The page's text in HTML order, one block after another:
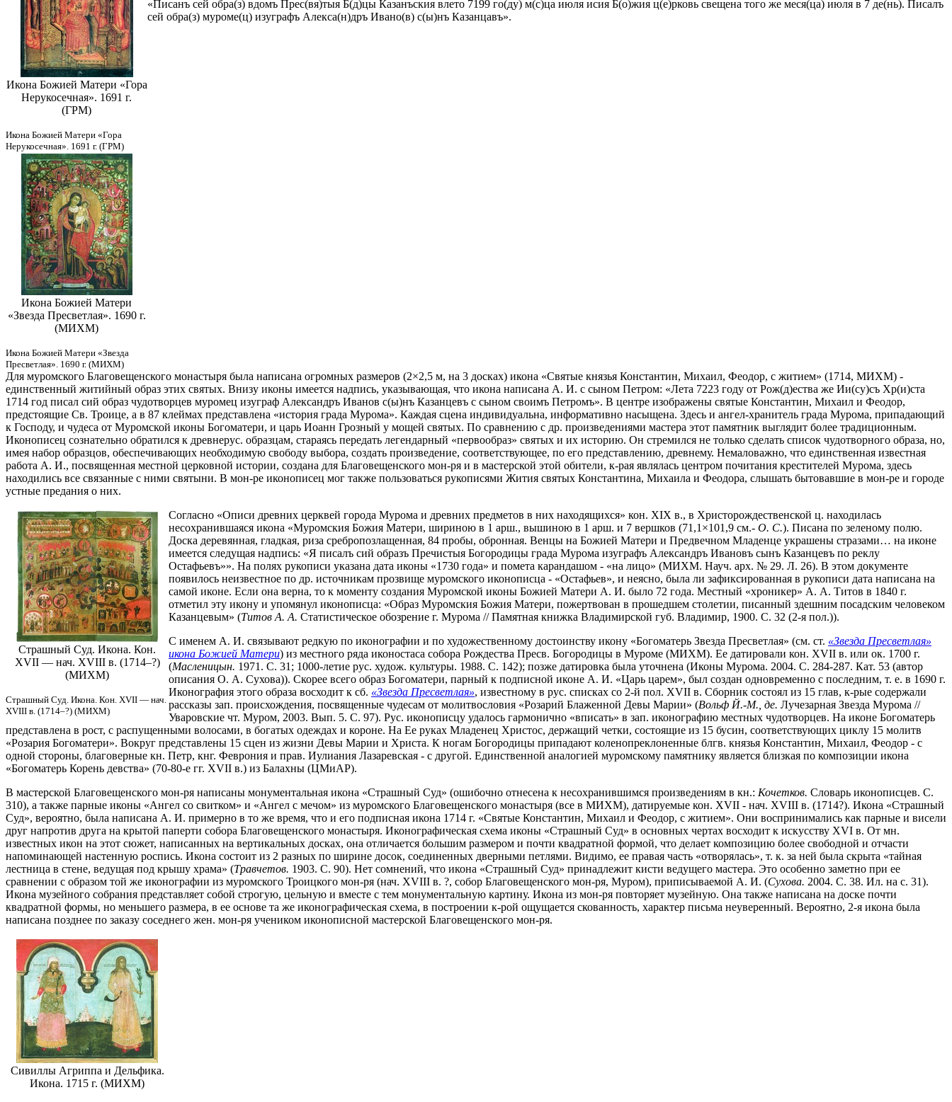
Икона Божией Матери «Гора
Нерукосечная». 1691 г.
(ГРМ)
Икона Божией Матери «Гора
Нерукосечная». 1691 г. (ГРМ)
«Писанъ сей обра(з) вдомъ Прес(вя)тыя Б(д)цы Казанъския влето 7199 го(ду) м(с)ца июля исия Б(о)жия ц(е)рковь свещена того же меся(ца) июля в 7 де(нь). Писалъ
сей обра(з) муроме(ц) изуграфъ Алекса(н)дръ Ивано(в) с(ы)нъ Казанцавъ».
Икона Божией Матери
«Звезда Пресветлая». 1690 г.
(МИХМ)
Икона Божией Матери «Звезда
Пресветлая». 1690 г. (МИХМ)
Для муромского Благовещенского монастыря была написана огромных размеров (2×2,5 м, на 3 досках) икона «Святые князья Константин, Михаил, Феодор, с житием» (1714, МИХМ) -
единственный житийный образ этих святых. Внизу иконы имеется надпись, указывающая, что икона написана А. И. с сыном Петром: «Лета 7223 году от Рож(д)ества же Ии(су)съ Хр(и)ста
1714 год писал сий образ чудотворцев муромец изуграф Александръ Иванов с(ы)нъ Казанцевъ с сыном своимъ Петромъ». В центре изображены святые Константин, Михаил и Феодор,
предстоящие Св. Троице, а в 87 клеймах представлена «история града Мурома». Каждая сцена индивидуальна, информативно насыщена. Здесь и ангел-хранитель града Мурома, припадающий
к Господу, и чудеса от Муромской иконы Богоматери, и царь Иоанн Грозный у мощей святых. По сравнению с др. произведениями мастера этот памятник выглядит более традиционным.
Иконописец сознательно обратился к древнерус. образцам, стараясь передать легендарный «первообраз» святых и их историю. Он стремился не только сделать список чудотворного образа, но,
имея набор образцов, обеспечивающих необходимую свободу выбора, создать произведение, соответствующее, по его представлению, древнему. Немаловажно, что единственная известная
работа А. И., посвященная местной церковной истории, создана для Благовещенского мон-ря и в мастерской этой обители, к-рая являлась центром почитания крестителей Мурома, здесь
находились все связанные с ними святыни. В мон-ре иконописец мог также пользоваться рукописями Жития святых Константина, Михаила и Феодора, слышать бытовавшие в мон-ре и городе
устные предания о них.
Страшный Суд. Икона. Кон.
XVII — нач. XVIII в. (1714–?)
(МИХМ)
Страшный Суд. Икона. Кон. XVII — нач.
XVIII в. (1714–?) (МИХМ)
Согласно «Описи древних церквей города Мурома и древних предметов в них находящихся» кон. XIX в., в Христорождественской ц. находилась
несохранившаяся икона «Муромския Божия Матери, шириною в 1 арш., вышиною в 1 арш. и 7 вершков (71,1×101,9 см.- О. С.). Писана по зеленому полю.
Доска деревянная, гладкая, риза сребропозлащенная, 84 пробы, обронная. Венцы на Божией Матери и Предвечном Младенце украшены стразами… на иконе
имеется следущая надпись: «Я писалъ сий образъ Пречистыя Богородицы града Мурома изуграфъ Александръ Ивановъ сынъ Казанцевъ по реклу
Остафьевъ»». На полях рукописи указана дата иконы «1730 года» и помета карандашом - «на лицо» (МИХМ. Науч. арх. № 29. Л. 26). В этом документе
появилось неизвестное по др. источникам прозвище муромского иконописца - «Остафьев», и неясно, была ли зафиксированная в рукописи дата написана на
самой иконе. Если она верна, то к моменту создания Муромской иконы Божией Матери А. И. было 72 года. Местный «хроникер» А. А. Титов в 1840 г.
отметил эту икону и упомянул иконописца: «Образ Муромския Божия Матери, пожертвован в прошедшем столетии, писанный здешним посадским человеком
Казанцевым» (Титов А. А. Статистическое обозрение г. Мурома // Памятная книжка Владимирской губ. Владимир, 1900. С. 32 (2-я пол.)).
С именем А. И. связывают редкую по иконографии и по художественному достоинству икону «Богоматерь Звезда Пресветлая» (см. ст. «Звезда Пресветлая»
икона Божией Матери) из местного ряда иконостаса собора Рождества Пресв. Богородицы в Муроме (МИХМ). Ее датировали кон. XVII в. или ок. 1700 г.
(Масленицын. 1971. С. 31; 1000-летие рус. худож. культуры. 1988. С. 142); позже датировка была уточнена (Иконы Мурома. 2004. C. 284-287. Кат. 53 (автор
описания О. А. Сухова)). Скорее всего образ Богоматери, парный к подписной иконе А. И. «Царь царем», был создан одновременно с последним, т. е. в 1690 г.
Иконография этого образа восходит к сб. «Звезда Пресветлая», известному в рус. списках со 2-й пол. XVII в. Сборник состоял из 15 глав, к-рые содержали
рассказы зап. происхождения, посвященные чудесам от молитвословия «Розарий Блаженной Девы Марии» (Вольф Й.-М., де. Лучезарная Звезда Мурома //
Уваровские чт. Муром, 2003. Вып. 5. С. 97). Рус. иконописцу удалось гармонично «вписать» в зап. иконографию местных чудотворцев. На иконе Богоматерь
представлена в рост, с распущенными волосами, в богатых одеждах и короне. На Ее руках Младенец Христос, держащий четки, состоящие из 15 бусин, соответствующих циклу 15 молитв
«Розария Богоматери». Вокруг представлены 15 сцен из жизни Девы Марии и Христа. К ногам Богородицы припадают коленопреклоненные блгв. князья Константин, Михаил, Феодор - с
одной стороны, благоверные кн. Петр, кнг. Феврония и прав. Иулиания Лазаревская - с другой. Единственной аналогией муромскому памятнику является близкая по композиции икона
«Богоматерь Корень девства» (70-80-е гг. XVII в.) из Балахны (ЦМиАР).
В мастерской Благовещенского мон-ря написаны монументальная икона «Страшный Суд» (ошибочно отнесена к несохранившимся произведениям в кн.: Кочетков. Словарь иконописцев. С.
310), а также парные иконы «Ангел со свитком» и «Ангел с мечом» из муромского Благовещенского монастыря (все в МИХМ), датируемые кон. XVII - нач. XVIII в. (1714?). Икона «Страшный
Суд», вероятно, была написана А. И. примерно в то же время, что и его подписная икона 1714 г. «Святые Константин, Михаил и Феодор, с житием». Они воспринимались как парные и висели
друг напротив друга на крытой паперти собора Благовещенского монастыря. Иконографическая схема иконы «Страшный Суд» в основных чертах восходит к искусству XVI в. От мн.
известных икон на этот сюжет, написанных на вертикальных досках, она отличается большим размером и почти квадратной формой, что делает композицию более свободной и отчасти
напоминающей настенную роспись. Икона состоит из 2 разных по ширине досок, соединенных дверными петлями. Видимо, ее правая часть «отворялась», т. к. за ней была скрыта «тайная
лестница в стене, ведущая под крышу храма» (Травчетов. 1903. С. 90). Нет сомнений, что икона «Страшный Суд» принадлежит кисти ведущего мастера. Это особенно заметно при ее
сравнении с образом той же иконографии из муромского Троицкого мон-ря (нач. XVIII в. ?, собор Благовещенского мон-ря, Муром), приписываемой А. И. (Сухова. 2004. С. 38. Ил. на с. 31).
Икона музейного собрания представляет собой строгую, цельную и вместе с тем монументальную картину. Икона из мон-ря повторяет музейную. Она также написана на доске почти
квадратной формы, но меньшего размера, в ее основе та же иконографическая схема, в построении к-рой ощущается скованность, характер письма неуверенный. Вероятно, 2-я икона была
написана позднее по заказу соседнего жен. мон-ря учеником иконописной мастерской Благовещенского мон-ря.
Сивиллы Агриппа и Дельфика.
Икона. 1715 г. (МИХМ)